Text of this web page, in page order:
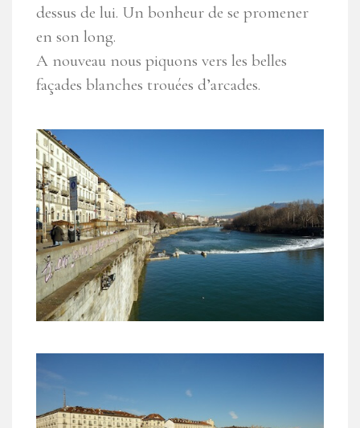
dessus de lui. Un bonheur de se promener
en son long.
A nouveau nous piquons vers les belles
façades blanches trouées d’arcades.